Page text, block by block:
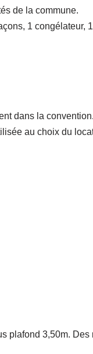
de la commune.
1 congélateur,
dans la convention.
au choix du
plafond 3,50m.